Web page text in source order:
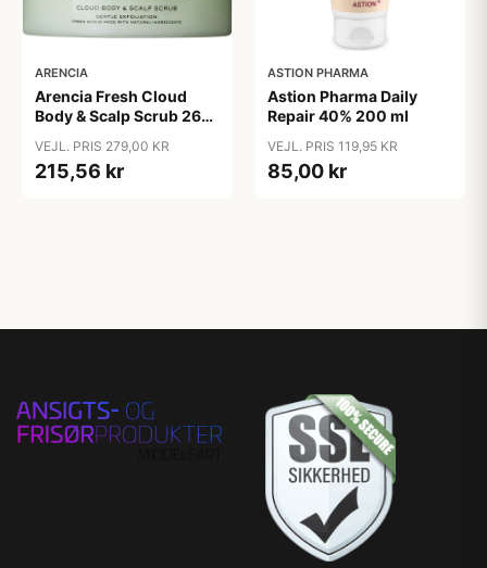
ARENCIA
Arencia Fresh Cloud
Body & Scalp Scrub 260
VEJL. PRIS 279,00 KR
215,56 kr
ASTION PHARMA
Astion Pharma Daily
Repair 40% 200 ml
VEJL. PRIS 119,95 KR
85,00 kr